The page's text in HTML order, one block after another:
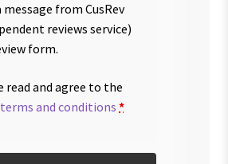
message from CusRev
reviews service)
form.
read and agree to the
terms and conditions *